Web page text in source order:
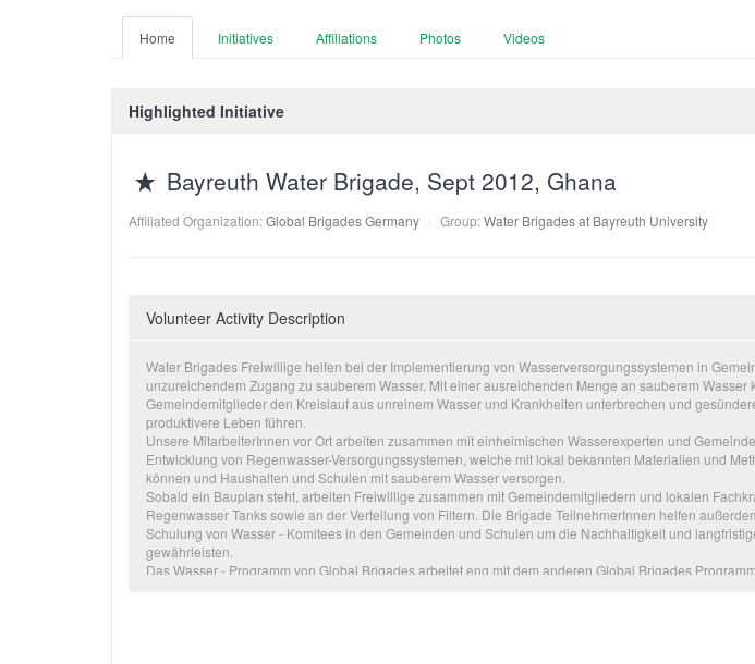
Home Initiatives Affiliations Photos Videos
Highlighted Initiative
Bayreuth Water Brigade, Sept 2012, Ghana
Affiliated Organization:Global Brigades Germany Group:Water Brigades at Bayreuth University
Volunteer Activity Description
Water Brigades Freiwillige helfen bei der Implementierung von Wasserversorgungssystemen in
unzureichendem Zugang zu sauberem Wasser. Mit einer ausreichenden Menge an sauberem Wasser
Gemeindemitglieder den Kreislauf aus unreinem Wasser und Krankheiten unterbrechen und
produktivere Leben führen.
Unsere MitarbeiterInnen vor Ort arbeiten zusammen mit einheimischen Wasserexperten und
Entwicklung von Regenwasser-Versorgungssystemen, welche mit lokal bekannten Materialien und
können und Haushalten und Schulen mit sauberem Wasser versorgen.
Sobald ein Bauplan steht, arbeiten Freiwillige zusammen mit Gemeindemitgliedern und lokalen
Regenwasser Tanks sowie an der Verteilung von Filtern. Die Brigade TeilnehmerInnen helfen
Schulung von Wasser - Komitees in den Gemeinden und Schulen um die Nachhaltigkeit und
gewährleisten.
Das Wasser - Programm von Global Brigades arbeitet eng mit dem anderen Global Brigades